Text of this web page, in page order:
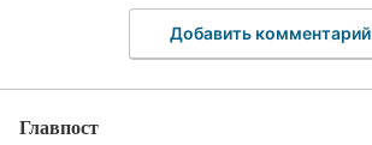
Добавить комментарий
Главпост